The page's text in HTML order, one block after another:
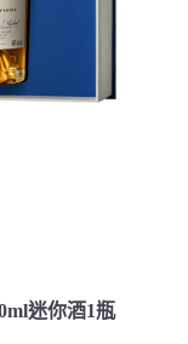
迷你酒1瓶